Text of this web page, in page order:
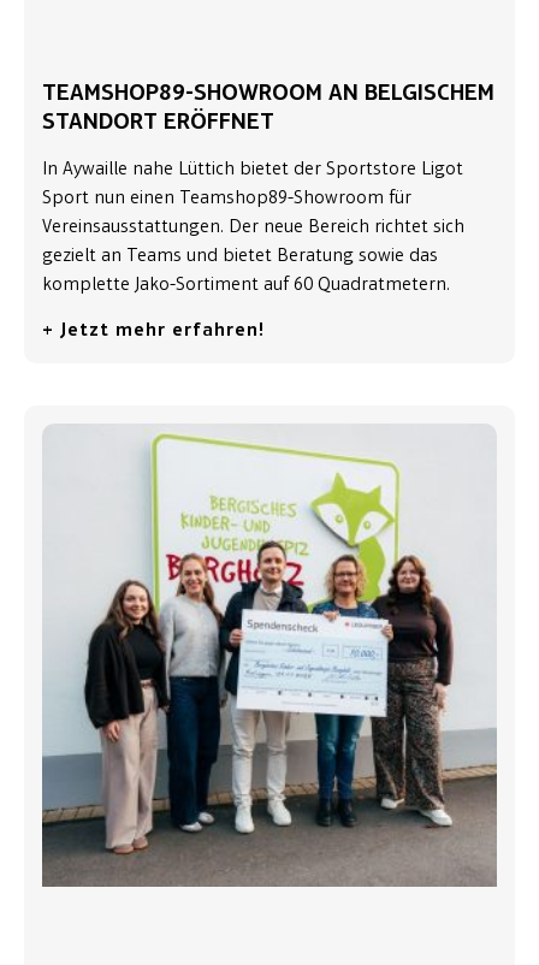
TEAMSHOP89-SHOWROOM AN BELGISCHEM
STANDORT ERÖFFNET
In Aywaille nahe Lüttich bietet der Sportstore Ligot
Sport nun einen Teamshop89-Showroom für
Vereinsausstattungen. Der neue Bereich richtet sich
gezielt an Teams und bietet Beratung sowie das
komplette Jako-Sortiment auf 60 Quadratmetern.
+ Jetzt mehr erfahren!